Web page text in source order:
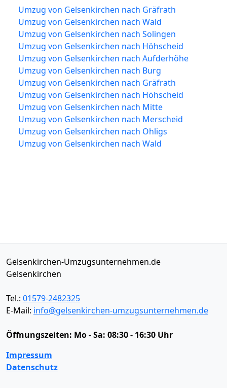
Umzug von Gelsenkirchen nach Gräfrath
Umzug von Gelsenkirchen nach Wald
Umzug von Gelsenkirchen nach Solingen
Umzug von Gelsenkirchen nach Höhscheid
Umzug von Gelsenkirchen nach Aufderhöhe
Umzug von Gelsenkirchen nach Burg
Umzug von Gelsenkirchen nach Gräfrath
Umzug von Gelsenkirchen nach Höhscheid
Umzug von Gelsenkirchen nach Mitte
Umzug von Gelsenkirchen nach Merscheid
Umzug von Gelsenkirchen nach Ohligs
Umzug von Gelsenkirchen nach Wald
Gelsenkirchen-Umzugsunternehmen.de
Gelsenkirchen
Tel.: 01579-2482325
E-Mail: info@gelsenkirchen-umzugsunternehmen.de
Öffnungszeiten: Mo - Sa: 08:30 - 16:30 Uhr
Impressum
Datenschutz